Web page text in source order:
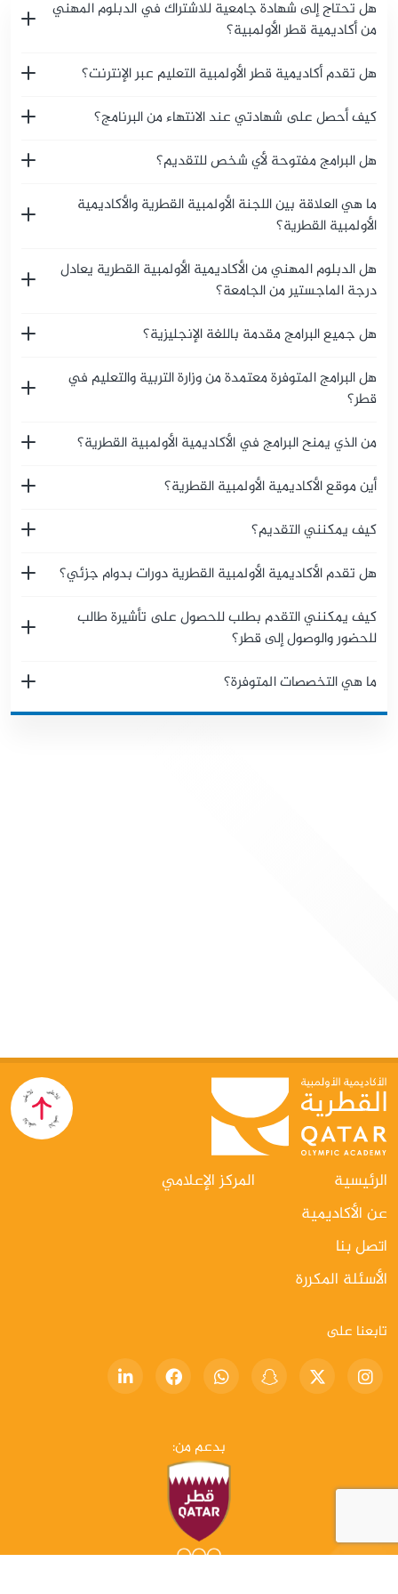
هل تحتاج إلى شهادة جامعية للاشتراك في الدبلوم المهني
من أكاديمية قطر الأولمبية؟
هل تقدم أكاديمية قطر الأولمبية التعليم عبر الإنترنت؟
كيف أحصل على شهادتي عند الانتهاء من البرنامج؟
هل البرامج مفتوحة لأي شخص للتقديم؟
ما هي العلاقة بين اللجنة الأولمبية القطرية والأكاديمية
الأولمبية القطرية؟
هل الدبلوم المهني من الأكاديمية الأولمبية القطرية يعادل
درجة الماجستير من الجامعة؟
هل جميع البرامج مقدمة باللغة الإنجليزية؟
هل البرامج المتوفرة معتمدة من وزارة التربية والتعليم في
قطر؟
من الذي يمنح البرامج في الأكاديمية الأولمبية القطرية؟
أين موقع الأكاديمية الأولمبية القطرية؟
كيف يمكنني التقديم؟
هل تقدم الأكاديمية الأولمبية القطرية دورات بدوام جزئي؟
كيف يمكنني التقدم بطلب للحصول على تأشيرة طالب
للحضور والوصول إلى قطر؟
ما هي التخصصات المتوفرة؟
الرئيسية
عن الأكاديمية
اتصل بنا
الأسئلة المكررة
المركز الإعلامي
تابعنا على
بدعم من: